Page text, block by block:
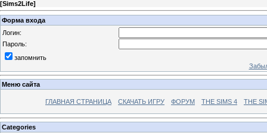
[Sims2Life]
Форма входа
Логин:
Пароль:
запомнить
Меню сайта
ГЛАВНАЯ СТРАНИЦА СКАЧАТЬ ИГРУ ФОРУМ THE SIMS 4 THE
Categories